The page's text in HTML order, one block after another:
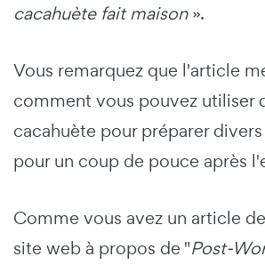
cacahuète fait maison».
Vous remarquez que l'article
comment vous pouvez utiliser
cacahuète pour préparer
pour un coup de pouce après
Comme vous avez un article
site web à propos de "Post-